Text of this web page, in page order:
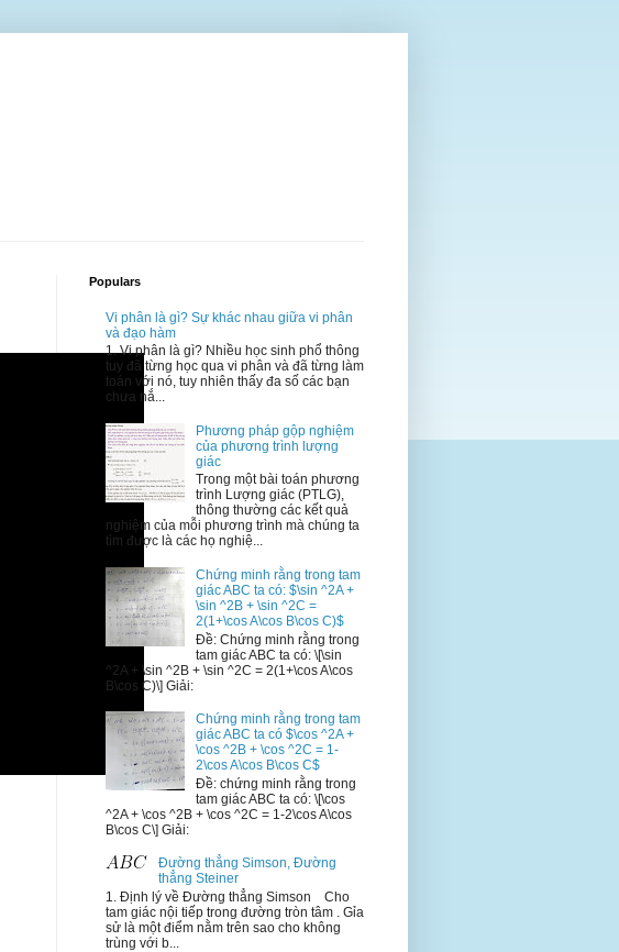
Populars
Vi phân là gì? Sự khác nhau giữa vi phân
và đạo hàm
1. Vi phân là gì? Nhiều học sinh phổ thông
tuy đã từng học qua vi phân và đã từng làm
toán với nó, tuy nhiên thấy đa số các bạn
chưa nắ...
Phương pháp gộp nghiệm
của phương trình lượng
giác
Trong một bài toán phương
trình Lượng giác (PTLG),
thông thường các kết quả
nghiệm của mỗi phương trình mà chúng ta
tìm được là các họ nghiệ...
Chứng minh rằng trong tam
giác ABC ta có: $\sin ^2A +
\sin ^2B + \sin ^2C =
2(1+\cos A\cos B\cos C)$
Đề: Chứng minh rằng trong
tam giác ABC ta có: \[\sin
^2A + \sin ^2B + \sin ^2C = 2(1+\cos A\cos
B\cos C)\] Giải:
Chứng minh rằng trong tam
giác ABC ta có $\cos ^2A +
\cos ^2B + \cos ^2C = 1-
2\cos A\cos B\cos C$
Đề: chứng minh rằng trong
tam giác ABC ta có: \[\cos
^2A + \cos ^2B + \cos ^2C = 1-2\cos A\cos
B\cos C\] Giải:
Đường thẳng Simson, Đường
thẳng Steiner
1. Định lý về Đường thẳng Simson Cho
tam giác nội tiếp trong đường tròn tâm . Gỉa
sử là một điểm nằm trên sao cho không
trùng với b...